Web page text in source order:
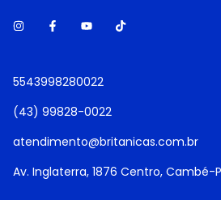
5543998280022
(43) 99828-0022
atendimento@britanicas.com.br
Av. Inglaterra, 1876 Centro, Cambé-